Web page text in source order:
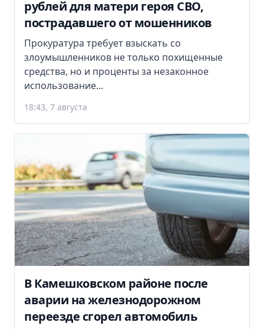
рублей для матери героя СВО,
пострадавшего от мошенников
Прокуратура требует взыскать со
злоумышленников не только похищенные
средства, но и проценты за незаконное
использование...
18:43, 7 августа
В Камешковском районе после
аварии на железнодорожном
переезде сгорел автомобиль